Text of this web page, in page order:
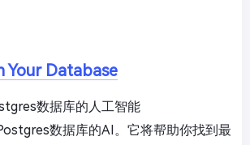
Your Database
数据库的人工智能
数据库的AI。它将帮助你找到最